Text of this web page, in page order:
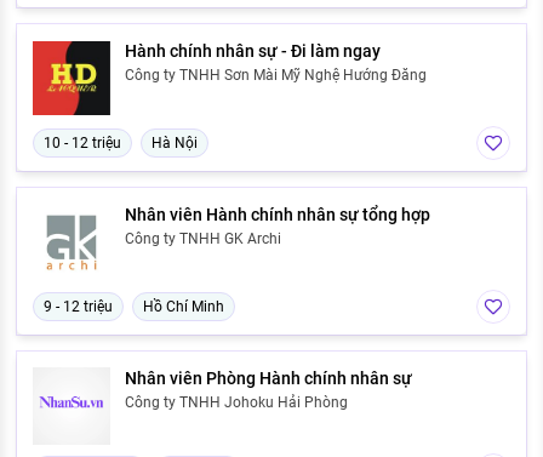
Hành chính nhân sự - Đi làm ngay
Công ty TNHH Sơn Mài Mỹ Nghệ Hướng Đăng
10 - 12 triệu Hà Nội
Nhân viên Hành chính nhân sự tổng hợp
Công ty TNHH GK Archi
9 - 12 triệu Hồ Chí Minh
Nhân viên Phòng Hành chính nhân sự
Công ty TNHH Johoku Hải Phòng